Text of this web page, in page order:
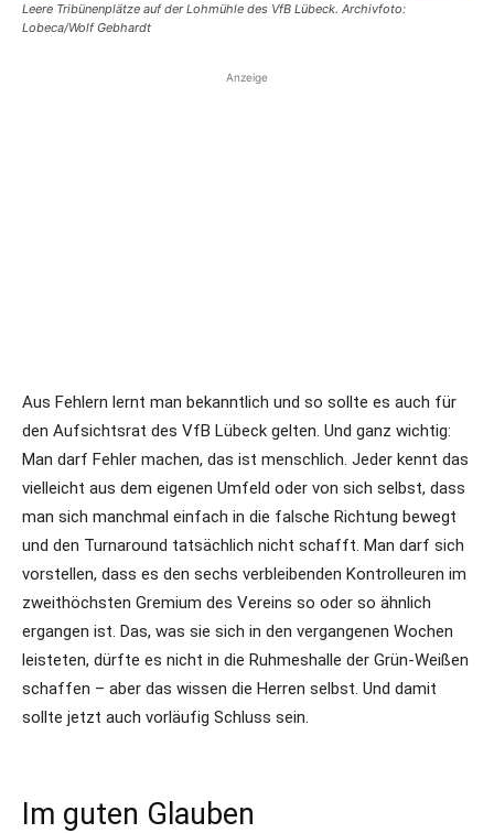
Leere Tribünenplätze auf der Lohmühle des VfB Lübeck. Archivfoto:
Lobeca/Wolf Gebhardt
Anzeige
Aus Fehlern lernt man bekanntlich und so sollte es auch für
den Aufsichtsrat des VfB Lübeck gelten. Und ganz wichtig:
Man darf Fehler machen, das ist menschlich. Jeder kennt das
vielleicht aus dem eigenen Umfeld oder von sich selbst, dass
man sich manchmal einfach in die falsche Richtung bewegt
und den Turnaround tatsächlich nicht schafft. Man darf sich
vorstellen, dass es den sechs verbleibenden Kontrolleuren im
zweithöchsten Gremium des Vereins so oder so ähnlich
ergangen ist. Das, was sie sich in den vergangenen Wochen
leisteten, dürfte es nicht in die Ruhmeshalle der Grün-Weißen
schaffen – aber das wissen die Herren selbst. Und damit
sollte jetzt auch vorläufig Schluss sein.
Im guten Glauben